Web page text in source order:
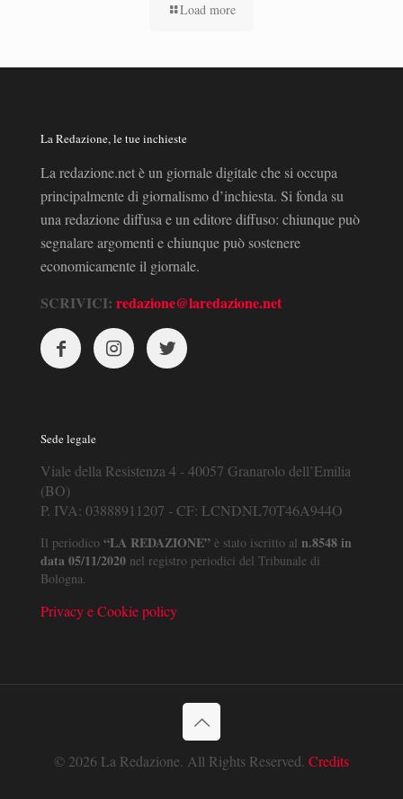
Load more
La Redazione, le tue inchieste
La redazione.net è un giornale digitale che si occupa
principalmente di giornalismo d’inchiesta. Si fonda su
una redazione diffusa e un editore diffuso: chiunque può
segnalare argomenti e chiunque può sostenere
economicamente il giornale.
SCRIVICI: redazione@laredazione.net
Sede legale
Viale della Resistenza 4 - 40057 Granarolo dell’Emilia
(BO)
P. IVA: 03888911207 - CF: LCNDNL70T46A944O
Il periodico “LA REDAZIONE” è stato iscritto al n.8548 in
data 05/11/2020 nel registro periodici del Tribunale di
Bologna.
Privacy e Cookie policy
© 2026 La Redazione. All Rights Reserved. Credits